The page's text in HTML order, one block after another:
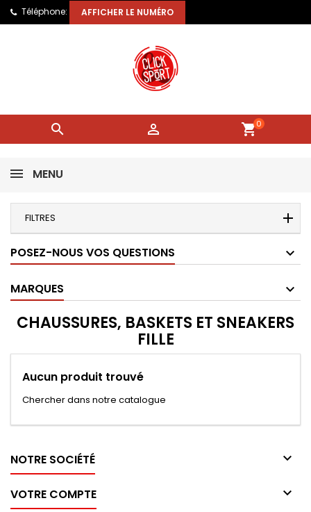
Téléphone: AFFICHER LE NUMÉRO
  shopping_cart0
MENU
FILTRES
POSEZ-NOUS VOS QUESTIONS
MARQUES
CHAUSSURES, BASKETS ET SNEAKERS
FILLE
Aucun produit trouvé
Chercher dans notre catalogue
NOTRE SOCIÉTÉ 
VOTRE COMPTE 